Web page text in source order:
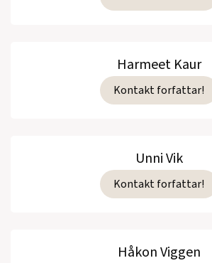
Harmeet Kaur
Kontakt forfattar!
Unni Vik
Kontakt forfattar!
Håkon Viggen